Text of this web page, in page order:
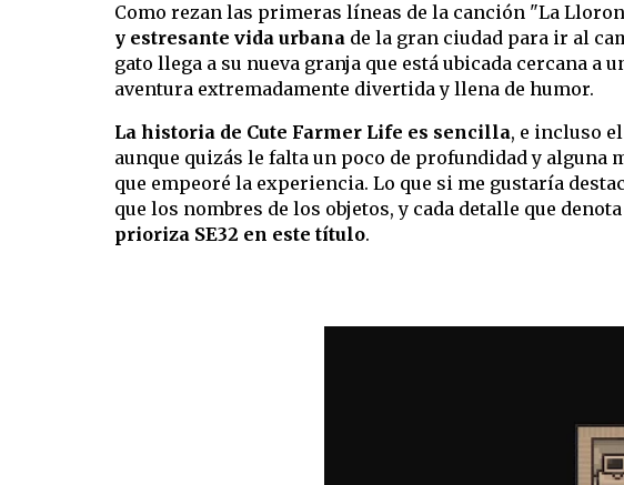
Como rezan las primeras líneas de la canción "La
y estresante vida urbanade la gran ciudad para ir al
gato llega a su nueva granja que está ubicada cercana a
aventura extremadamente divertida y llena de humor.
La historia de Cute Farmer Life es sencilla, e incluso
aunque quizás le falta un poco de profundidad y
que empeoré la experiencia. Lo que si me gustaría
que los nombres de los objetos, y cada detalle que
prioriza SE32 en este título.